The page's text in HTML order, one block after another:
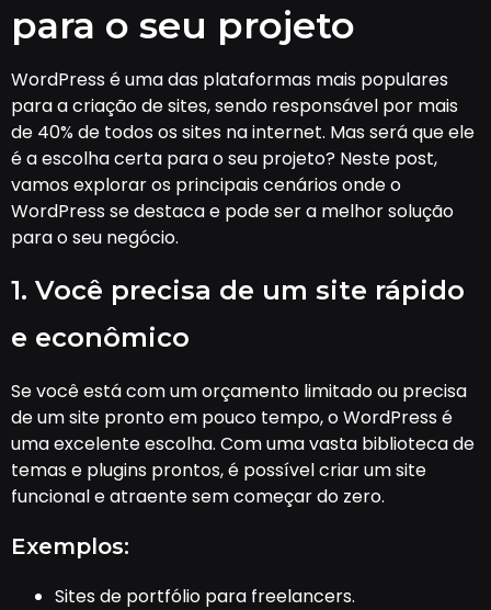
para o seu projeto
WordPress é uma das plataformas mais populares
para a criação de sites, sendo responsável por mais
de 40% de todos os sites na internet. Mas será que ele
é a escolha certa para o seu projeto? Neste post,
vamos explorar os principais cenários onde o
WordPress se destaca e pode ser a melhor solução
para o seu negócio.
1. Você precisa de um site rápido
e econômico
Se você está com um orçamento limitado ou precisa
de um site pronto em pouco tempo, o WordPress é
uma excelente escolha. Com uma vasta biblioteca de
temas e plugins prontos, é possível criar um site
funcional e atraente sem começar do zero.
Exemplos:
Sites de portfólio para freelancers.